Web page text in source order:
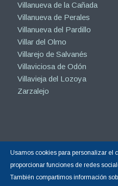
Villanueva de la Cañada
Villanueva de Perales
Villanueva del Pardillo
Villar del Olmo
Villarejo de Salvanés
Villaviciosa de Odón
Villavieja del Lozoya
Zarzalejo
Usamos cookies para personalizar el
proporcionar funciones de redes
También compartimos información